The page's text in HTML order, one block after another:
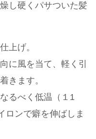
し硬くパサついた髪
上げ。
に風を当て、軽く引
きます。
るべく低温（１1
ロンで癖を伸ばしま